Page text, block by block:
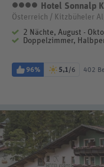
4 Sterne
Hotel Sonnalp
Österreich / Kitzbüheler
2 Nächte, August -
Doppelzimmer,
96% 5,1/6 402